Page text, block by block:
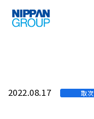
2022.08.17 取次